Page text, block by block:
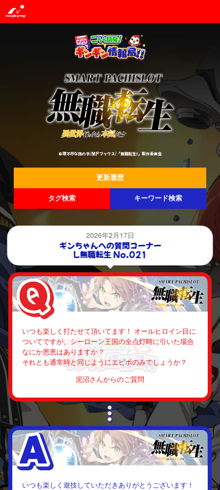
©理不尽な孫の手/MFブックス/「無職転生Ⅱ」製作委員会
更新履歴
タグ検索 キーワード検索
2026年2月17日
ギンちゃんへの質問コーナー
L無職転生 No.021
いつも楽しく打たせて頂いてます！ オールヒロイン目に
ついてですが、シーローン王国の全点灯時に引いた場合
なにか恩恵はありますか？
それとも通常時と同じようにエピボのみでしょうか？
泥沼さんからのご質問
いつも楽しく遊技していただきありがとうございます！